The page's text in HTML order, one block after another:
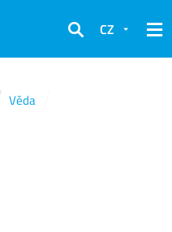
Hledat
CZ
Věda